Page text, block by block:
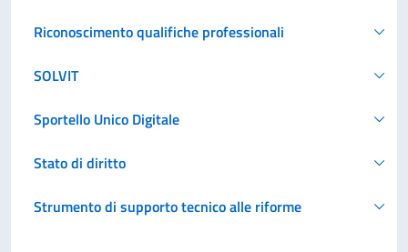
Riconoscimento qualifiche professionali
SOLVIT
Sportello Unico Digitale
Stato di diritto
Strumento di supporto tecnico alle riforme